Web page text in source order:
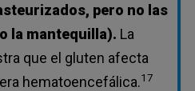
pero no las
la mantequilla). La
que el gluten afecta
hematoencefálica.17